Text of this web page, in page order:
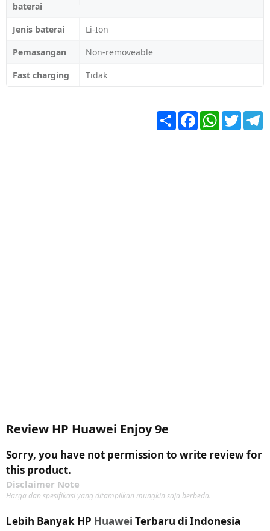
baterai
Jenis baterai
Li-Ion
Pemasangan
Non-removeable
Fast charging
Tidak
Share FacebookWhatsApp
Twitter
Review HP Huawei Enjoy 9e
Sorry, you have not permission to write review for
this product.
Disclaimer Note
Harga dan spesifikasi yang ditampilkan mungkin saja berbeda.
Lebih Banyak HP Huawei Terbaru di Indonesia